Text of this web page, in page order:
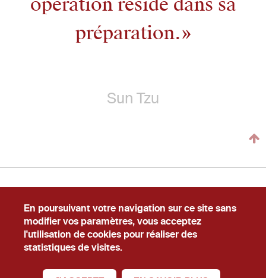
opération réside dans sa
préparation.
Sun Tzu
Newslecteur Carrière #Ask
Conditions Générales d'Utilisation Mentions légales
En poursuivant votre navigation sur ce site sans
modifier vos paramètres, vous acceptez
l'utilisation de cookies pour réaliser des
statistiques de visites.